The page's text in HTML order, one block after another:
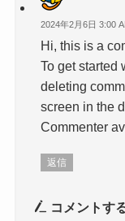
2024年2月6日 3:00
Hi, this is a
To get started
deleting
screen in the
Commenter
返信
コメントす